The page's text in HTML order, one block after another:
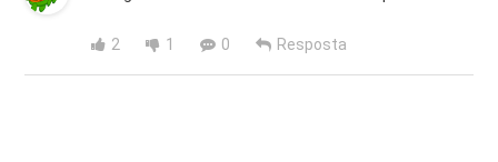
2 1 0 Resposta